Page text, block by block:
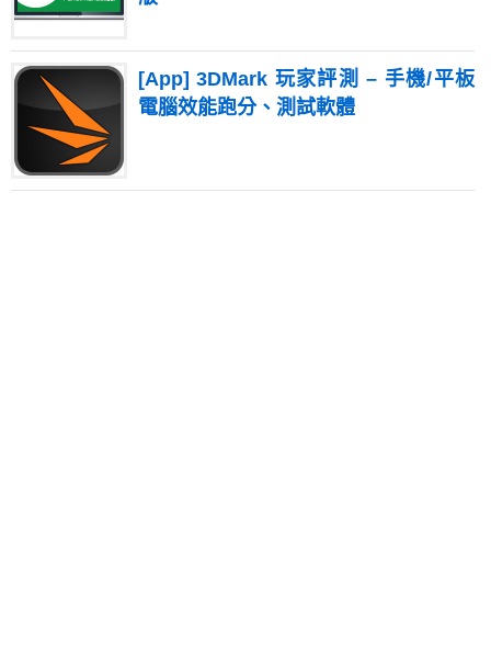
[App] 3DMark 玩家評測 – 手機/平板
電腦效能跑分、測試軟體